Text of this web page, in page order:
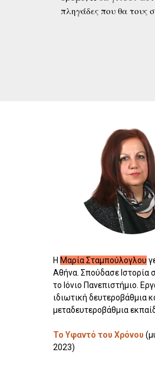
πληγάδες που θα τους
Η Μαρία Σταμπούλογλου
Αθήνα. Σπούδασε Ιστορία
το Ιόνιο Πανεπιστήμιο.
ιδιωτική δευτεροβάθμια
μεταδευτεροβάθμια
Το Υφαντό του Χρόνου
2023)